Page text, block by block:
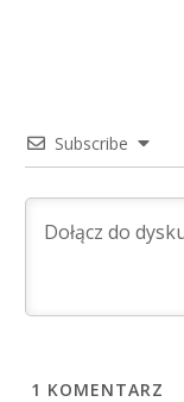
Subscribe
1 KOMENTARZ